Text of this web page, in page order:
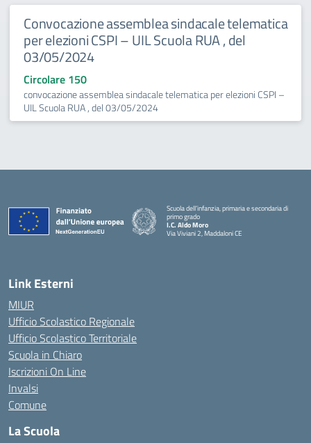
Convocazione assemblea sindacale telematica
per elezioni CSPI – UIL Scuola RUA , del
03/05/2024
Circolare 150
convocazione assemblea sindacale telematica per elezioni CSPI –
UIL Scuola RUA , del 03/05/2024
Scuola dell’infanzia, primaria e secondaria di
primo grado
I.C. Aldo Moro
Via Viviani 2, Maddaloni CE
Link Esterni
MIUR
Ufficio Scolastico Regionale
Ufficio Scolastico Territoriale
Scuola in Chiaro
Iscrizioni On Line
Invalsi
Comune
La Scuola